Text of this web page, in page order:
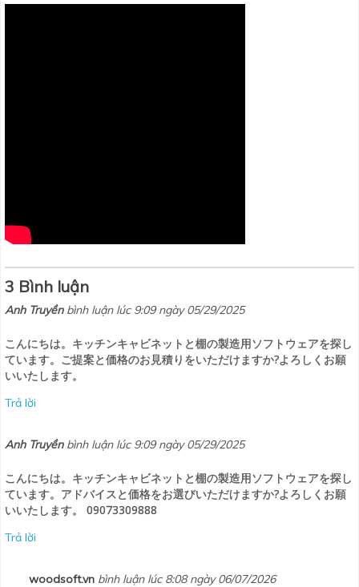
3 Bình luận
Anh Truyền bình luận lúc 9:09 ngày 05/29/2025
こんにちは。キッチンキャビネットと棚の製造用ソフトウェアを探し
ています。ご提案と価格のお見積りをいただけますか?よろしくお願
いいたします。
Trả lời
Anh Truyền bình luận lúc 9:09 ngày 05/29/2025
こんにちは。キッチンキャビネットと棚の製造用ソフトウェアを探し
ています。アドバイスと価格をお選びいただけますか?よろしくお願
いいたします。 09073309888
Trả lời
woodsoft.vn bình luận lúc 8:08 ngày 06/07/2026